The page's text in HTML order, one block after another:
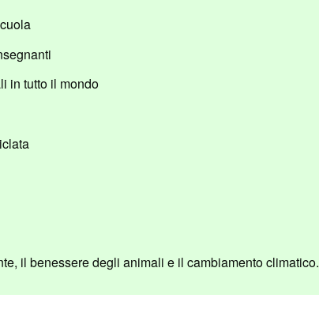
in tutto il mondo
il benessere degli animali e il cambiamento climatico.